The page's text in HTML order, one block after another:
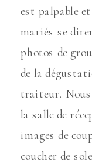
est palpable
mariés se
photos de
de la
traiteur. Nous
la salle de
images de
coucher de